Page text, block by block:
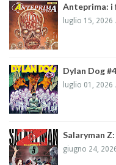
Anteprima: i
luglio 15, 2026
Dylan Dog
luglio 01, 2026
Salaryman
giugno 24,